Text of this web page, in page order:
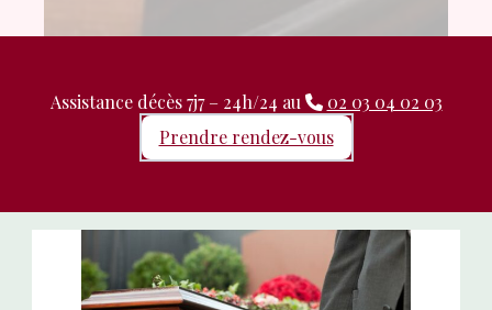
Assistance décès 7j7 – 24h/24 au
02 03 04 02 03
Prendre rendez-vous